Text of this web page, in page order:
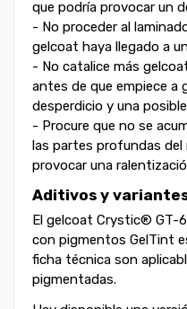
que podría provocar un
- No proceder al
gelcoat haya llegado a
- No catalice más
antes de que empiece a
desperdicio y una
- Procure que no se
las partes profundas del
provocar una
Aditivos y
El gelcoat Crystic® GT-
con pigmentos GelTint
ficha técnica son
pigmentadas.